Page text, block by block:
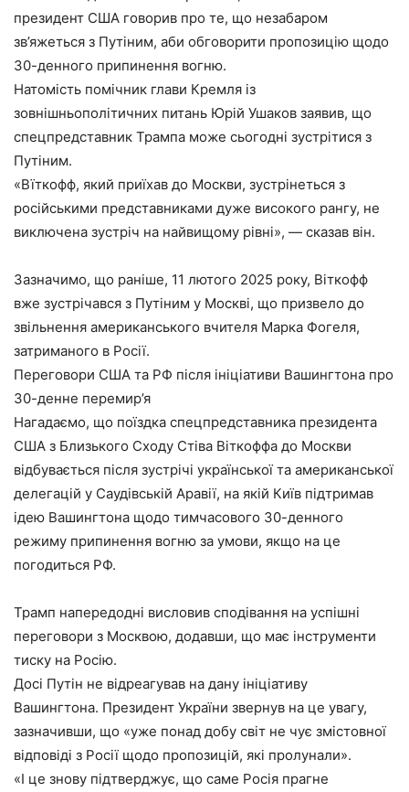
президент США говорив про те, що незабаром
зв’яжеться з Путіним, аби обговорити пропозицію щодо
30-денного припинення вогню.
Натомість помічник глави Кремля із
зовнішньополітичних питань Юрій Ушаков заявив, що
спецпредставник Трампа може сьогодні зустрітися з
Путіним.
«Вїткофф, який приїхав до Москви, зустрінеться з
російськими представниками дуже високого рангу, не
виключена зустріч на найвищому рівні», — сказав він.
Зазначимо, що раніше, 11 лютого 2025 року, Віткофф
вже зустрічався з Путіним у Москві, що призвело до
звільнення американського вчителя Марка Фогеля,
затриманого в Росії.
Переговори США та РФ після ініціативи Вашингтона про
30-денне перемир’я
Нагадаємо, що поїздка спецпредставника президента
США з Близького Сходу Стіва Віткоффа до Москви
відбувається після зустрічі української та американської
делегацій у Саудівській Аравії, на якій Київ підтримав
ідею Вашингтона щодо тимчасового 30-денного
режиму припинення вогню за умови, якщо на це
погодиться РФ.
Трамп напередодні висловив сподівання на успішні
переговори з Москвою, додавши, що має інструменти
тиску на Росію.
Досі Путін не відреагував на дану ініціативу
Вашингтона. Президент України звернув на це увагу,
зазначивши, що «уже понад добу світ не чує змістовної
відповіді з Росії щодо пропозицій, які пролунали».
«І це знову підтверджує, що саме Росія прагне